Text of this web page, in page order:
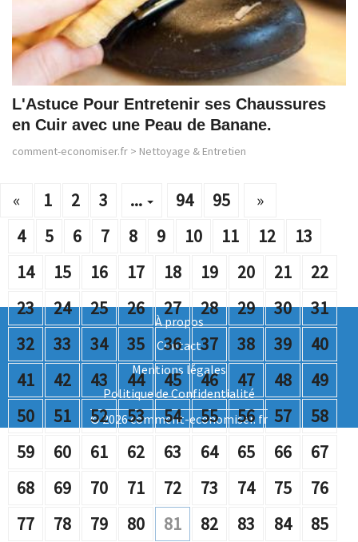
L'Astuce Pour Entretenir ses Chaussures
en Cuir avec une Peau de Banane.
comment-economiser.fr > Nettoyage & Entretien
« 1 2 3
...
4
5 6 7 8 9 10 11 12
13
14
15 16 17 18 19 20 21
22
23
24 25 26 27 28 29 30
31
32
33 34 35 36 37 38 39
40
41
42 43 44 45 46 47 48
49
50
51 52 53 54 55 56 57
58
59
60 61 62 63 64 65 66
67
68
69 70 71 72 73 74 75
76
77
78 79 80 81 82 83 84 85
94 95 »
À propos
Contact
Mentions légales
Politique de Confidentialité
© 2026 comment-economiser. fr